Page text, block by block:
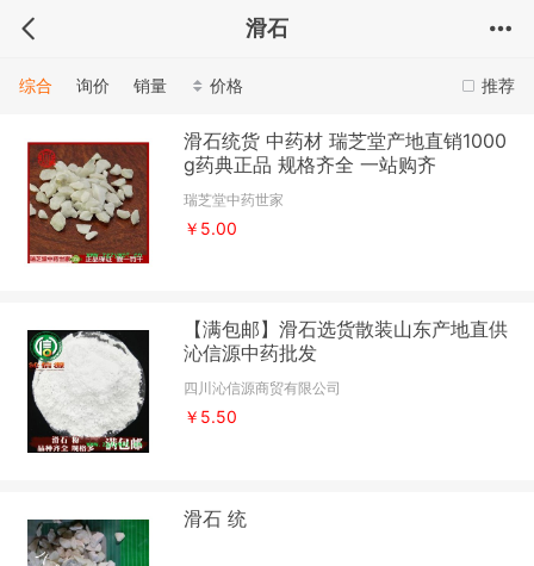
滑石
推荐
综合 询价 销量 价格
滑石统货 中药材 瑞芝堂产地直销1000
g药典正品 规格齐全 一站购齐
瑞芝堂中药世家
￥5.00
【满包邮】滑石选货散装山东产地直供
沁信源中药批发
四川沁信源商贸有限公司
￥5.50
滑石 统